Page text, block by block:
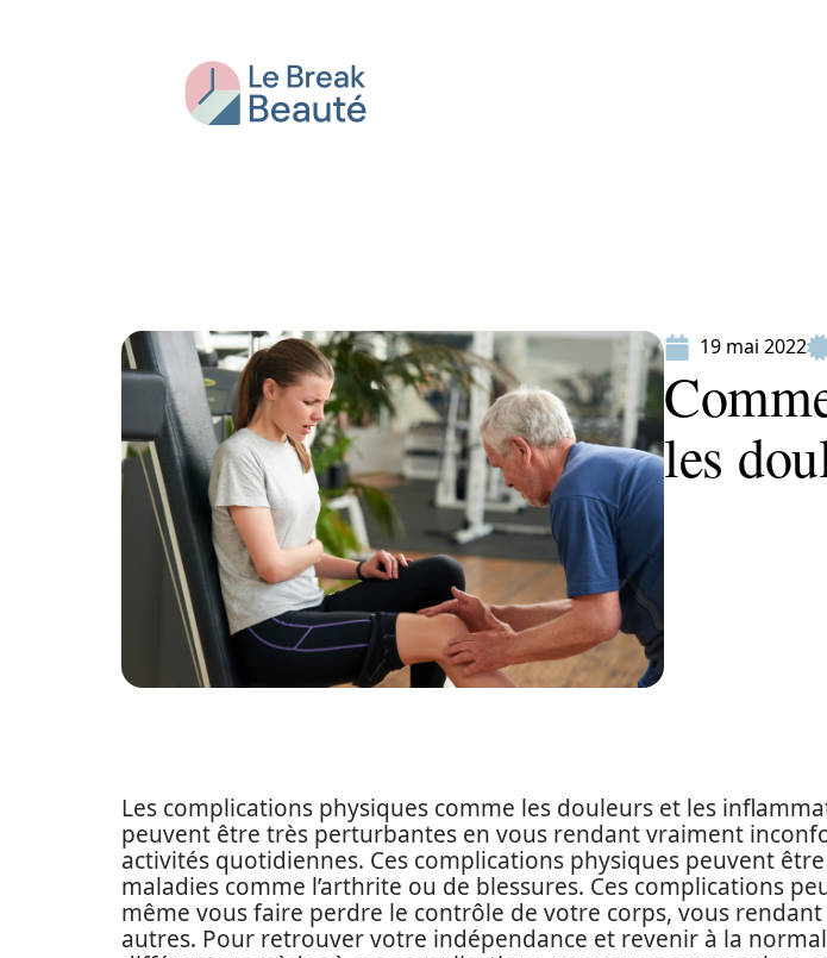
19 mai 2022
les
Les complications physiques comme les douleurs et les
peuvent être très perturbantes en vous rendant vraiment
activités quotidiennes. Ces complications physiques peuvent
maladies comme l’arthrite ou de blessures. Ces complications
même vous faire perdre le contrôle de votre corps, vous
autres. Pour retrouver votre indépendance et revenir à la